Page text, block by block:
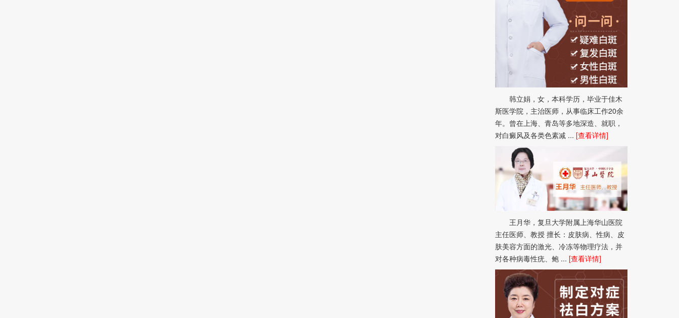
韩立娟，女，本科学历，毕业于佳木
斯医学院，主治医师，从事临床工作20余
年。曾在上海、青岛等多地深造、就职，
对白癜风及各类色素减 ... [查看详情]
王月华，复旦大学附属上海华山医院
主任医师、教授 擅长：皮肤病、性病、皮
肤美容方面的激光、冷冻等物理疗法，并
对各种病毒性疣、鲍 ... [查看详情]